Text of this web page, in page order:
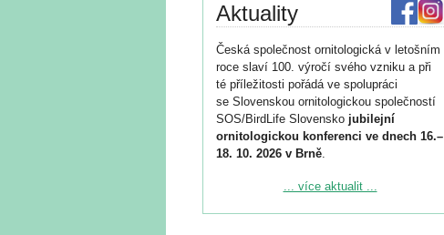
Aktuality
Česká společnost ornitologická v letošním
roce slaví 100. výročí svého vzniku a při
té příležitosti pořádá ve spolupráci
se Slovenskou ornitologickou společností
SOS/BirdLife Slovensko jubilejní
ornitologickou konferenci ve dnech 16.–
18. 10. 2026 v Brně.
Podrobnější informace ke konferenci
... více aktualit ...